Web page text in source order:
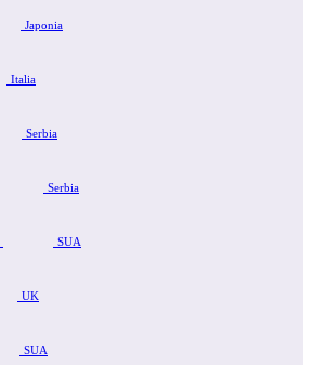
Japonia
Italia
Serbia
Serbia
SUA
UK
SUA